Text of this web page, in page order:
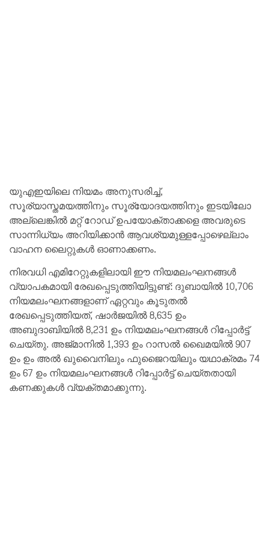
യുഎഇയിലെ നിയമം അനുസരിച്ച്,
സൂര്യാസ്തമയത്തിനും സൂര്യോദയത്തിനും ഇടയിലോ
അല്ലെങ്കിൽ മറ്റ് റോഡ് ഉപയോക്താക്കളെ അവരുടെ
സാന്നിധ്യം അറിയിക്കാൻ ആവശ്യമുള്ളപ്പോഴെല്ലാം
വാഹന ലൈറ്റുകൾ ഓണാക്കണം.
നിരവധി എമിറേറ്റുകളിലായി ഈ നിയമലംഘനങ്ങൾ
വ്യാപകമായി രേഖപ്പെടുത്തിയിട്ടുണ്ട്: ദുബായിൽ 10,706
നിയമലംഘനങ്ങളാണ് ഏറ്റവും കൂടുതൽ
രേഖപ്പെടുത്തിയത്, ഷാർജയിൽ 8,635 ഉം
അബുദാബിയിൽ 8,231 ഉം നിയമലംഘനങ്ങൾ റിപ്പോർട്ട്
ചെയ്തു. അജ്മാനിൽ 1,393 ഉം റാസൽ ഖൈമയിൽ 907
ഉം ഉം അൽ ഖുവൈനിലും ഫുജൈറയിലും യഥാക്രമം 74
ഉം 67 ഉം നിയമലംഘനങ്ങൾ റിപ്പോർട്ട് ചെയ്തതായി
കണക്കുകൾ വ്യക്തമാക്കുന്നു.